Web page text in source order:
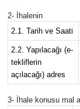
2- İhalenin
2.1. Tarih ve Saati
2.2. Yapılacağı (e-
tekliflerin
açılacağı) adres
3- İhale konusu mal
İlçe
Keşfet
Kültür &